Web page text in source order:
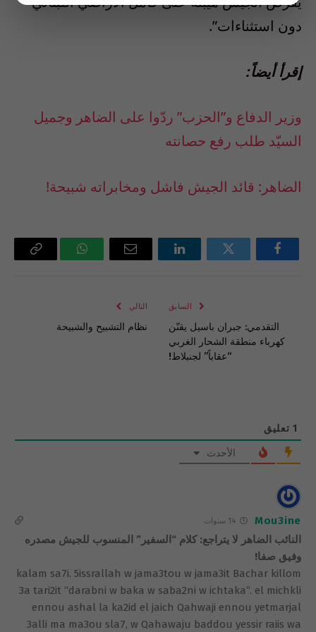
دون استثناءات”.
إقرأ أيضاً:
وزير الدفاع و”الحزب” ردّوا على الضاهر وجميل
السيّد طلب رفع حصانته
الضاهر: قائد الجيش فاشل ومخابراته شبيحة!
فيسبوك تويتر لينكدإن
البريد
واتساب Copy
السابق
التقدمي: جبران باسيل يقنّن
كهرباء منطقة الشحار الغربي
“عقاباً” لجنبلاط!
التالي
نظام التشبيح والشبيحة
1 تعليق
الأحدث
Mou3ine 14 سنوات
النائب الضاهر لا يتراجع: كلام “السفير” المنسوب للجيش مصدره
وفيق صفا!
kalam sa7i. 5issrallah w jama3tou w jama3it Bachar killom
3a tari2it “darabni w baka w saba2ni w ichtaka”. el michkli
ennou ashal la ka2id el jaich Qahwaji ennou yetmarjal
3alli ma ma3ou sla7, w Qahawaju baddou yessir raiis wa